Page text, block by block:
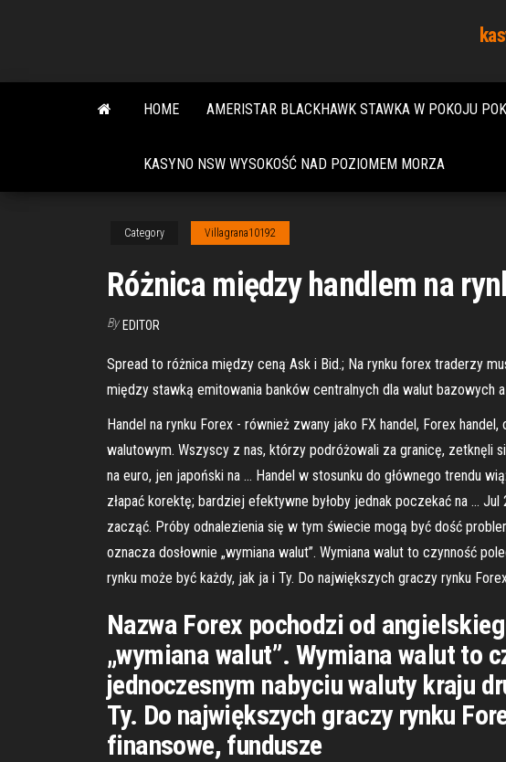
content
HOME AMERISTAR BLACKHAWK STAWKA W POKOJU
KASYNO NSW WYSOKOŚĆ NAD POZIOMEM MORZA
Category Villagrana10192
Różnica między handlem na
By EDITOR
Spread to różnica między ceną Ask i Bid.; Na rynku forex traderzy
między stawką emitowania banków centralnych dla walut bazowych
Handel na rynku Forex - również zwany jako FX handel, Forex
walutowym. Wszyscy z nas, którzy podróżowali za granicę, zetknęli
na euro, jen japoński na … Handel w stosunku do głównego trendu
złapać korektę; bardziej efektywne byłoby jednak poczekać na …
zacząć. Próby odnalezienia się w tym świecie mogą być dość
oznacza dosłownie „wymiana walut”. Wymiana walut to czynność
rynku może być każdy, jak ja i Ty. Do największych graczy rynku
Nazwa Forex pochodzi od
„wymiana walut”. Wymiana walut to
jednoczesnym nabyciu waluty kraju
Ty. Do największych graczy rynku
finansowe, fundusze